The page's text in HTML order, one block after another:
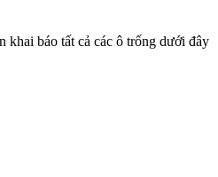
khai báo tất cả các ô trống dưới đây